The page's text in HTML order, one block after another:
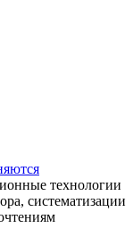
технологии
систематизации